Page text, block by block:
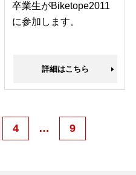
卒業生がBiketope2011
に参加します。
詳細はこちら
4 … 9